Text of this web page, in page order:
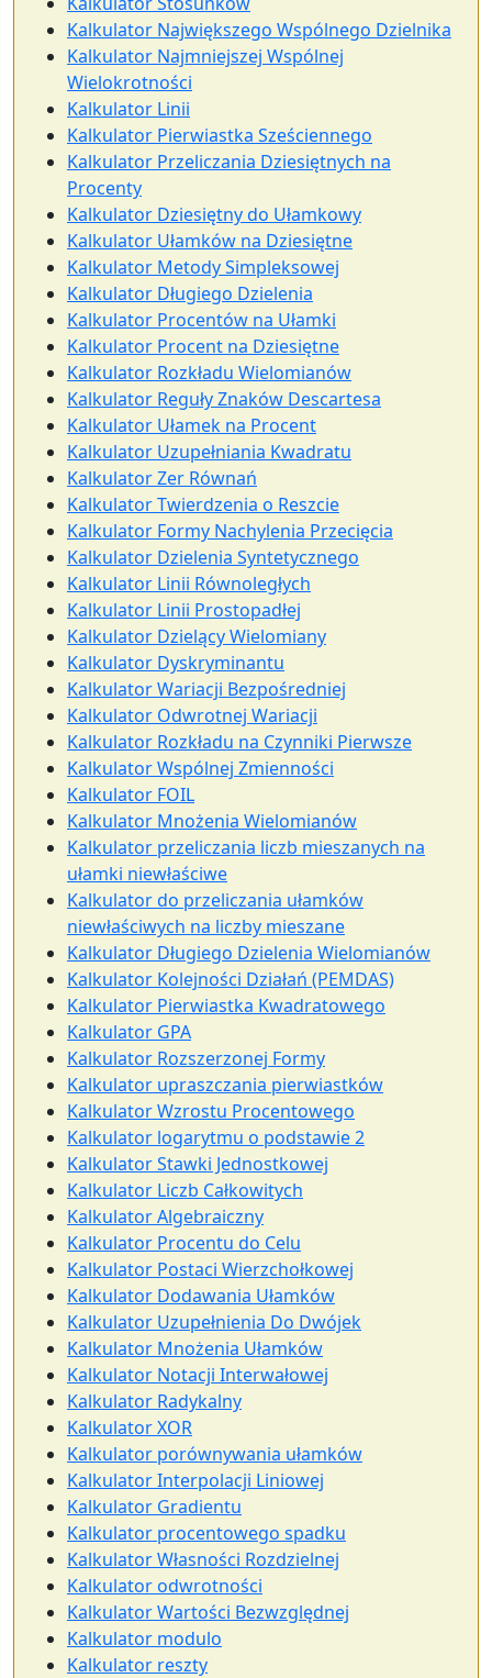
Kalkulator Największego Wspólnego Dzielnika
Kalkulator Najmniejszej Wspólnej
Wielokrotności
Kalkulator Linii
Kalkulator Pierwiastka Sześciennego
Kalkulator Przeliczania Dziesiętnych na
Procenty
Kalkulator Dziesiętny do Ułamkowy
Kalkulator Ułamków na Dziesiętne
Kalkulator Metody Simpleksowej
Kalkulator Długiego Dzielenia
Kalkulator Procentów na Ułamki
Kalkulator Procent na Dziesiętne
Kalkulator Rozkładu Wielomianów
Kalkulator Reguły Znaków Descartesa
Kalkulator Ułamek na Procent
Kalkulator Uzupełniania Kwadratu
Kalkulator Zer Równań
Kalkulator Twierdzenia o Reszcie
Kalkulator Formy Nachylenia Przecięcia
Kalkulator Dzielenia Syntetycznego
Kalkulator Linii Równoległych
Kalkulator Linii Prostopadłej
Kalkulator Dzielący Wielomiany
Kalkulator Dyskryminantu
Kalkulator Wariacji Bezpośredniej
Kalkulator Odwrotnej Wariacji
Kalkulator Rozkładu na Czynniki Pierwsze
Kalkulator Wspólnej Zmienności
Kalkulator FOIL
Kalkulator Mnożenia Wielomianów
Kalkulator przeliczania liczb mieszanych na
ułamki niewłaściwe
Kalkulator do przeliczania ułamków
niewłaściwych na liczby mieszane
Kalkulator Długiego Dzielenia Wielomianów
Kalkulator Kolejności Działań (PEMDAS)
Kalkulator Pierwiastka Kwadratowego
Kalkulator GPA
Kalkulator Rozszerzonej Formy
Kalkulator upraszczania pierwiastków
Kalkulator Wzrostu Procentowego
Kalkulator logarytmu o podstawie 2
Kalkulator Stawki Jednostkowej
Kalkulator Liczb Całkowitych
Kalkulator Algebraiczny
Kalkulator Procentu do Celu
Kalkulator Postaci Wierzchołkowej
Kalkulator Dodawania Ułamków
Kalkulator Uzupełnienia Do Dwójek
Kalkulator Mnożenia Ułamków
Kalkulator Notacji Interwałowej
Kalkulator Radykalny
Kalkulator XOR
Kalkulator porównywania ułamków
Kalkulator Interpolacji Liniowej
Kalkulator Gradientu
Kalkulator procentowego spadku
Kalkulator Własności Rozdzielnej
Kalkulator odwrotności
Kalkulator Wartości Bezwzględnej
Kalkulator modulo
Kalkulator reszty